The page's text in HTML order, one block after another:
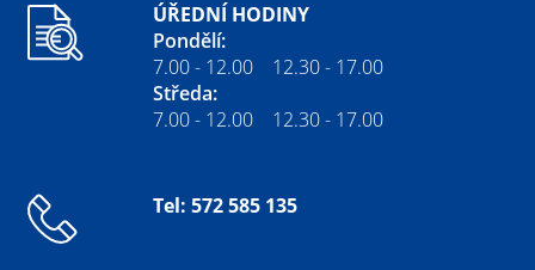
ÚŘEDNÍ HODINY
Pondělí:
7.00 - 12.00 12.30 - 17.00
Středa:
7.00 - 12.00 12.30 - 17.00
Tel: 572 585 135